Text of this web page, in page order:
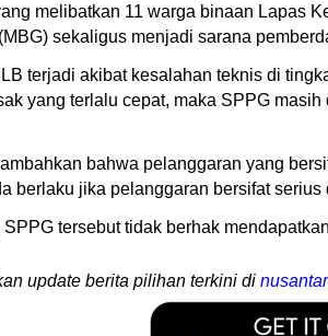
melibatkan 11 warga binaan Lapas
sekaligus menjadi sarana
terjadi akibat kesalahan teknis di
yang terlalu cepat, maka SPPG
bahwa pelanggaran yang
berlaku jika pelanggaran bersifat
SPPG tersebut tidak berhak
update berita pilihan terkini di